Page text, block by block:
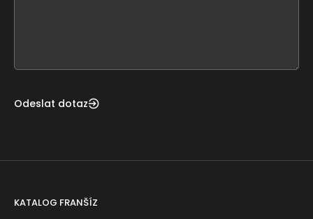
Odeslat dotaz
KATALOG FRANŠÍZ